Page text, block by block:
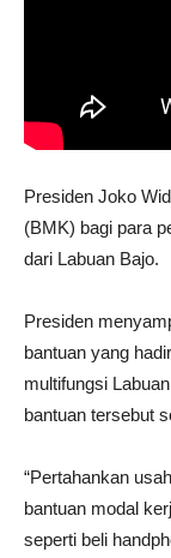
Presiden Joko
(BMK) bagi para
dari Labuan Bajo.
Presiden
bantuan yang
multifungsi
bantuan tersebut
“Pertahankan
bantuan modal
seperti beli